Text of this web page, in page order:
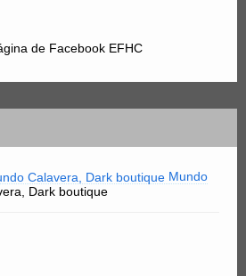
de Facebook EFHC
Mundo
Dark boutique